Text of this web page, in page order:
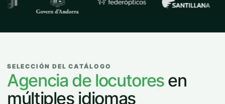
SELECCIÓN DEL CATÁLOGO
Agencia de locutoresen
múltiples idiomas